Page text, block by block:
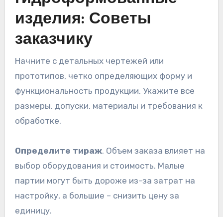
изделия: Советы
заказчику
Начните с детальных чертежей или
прототипов, четко определяющих форму и
функциональность продукции. Укажите все
размеры, допуски, материалы и требования к
обработке.
Определите тираж. Объем заказа влияет на
выбор оборудования и стоимость. Малые
партии могут быть дороже из-за затрат на
настройку, а большие – снизить цену за
единицу.